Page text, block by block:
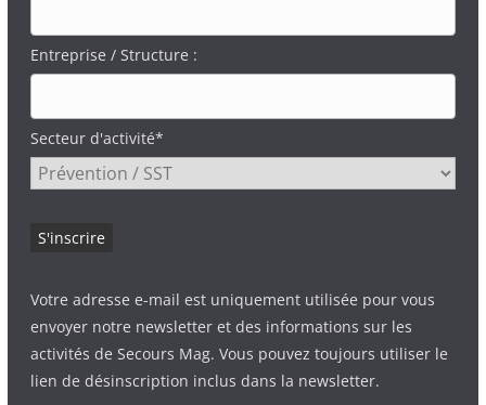
Entreprise / Structure :
Secteur d'activité*
Votre adresse e-mail est uniquement utilisée pour vous
envoyer notre newsletter et des informations sur les
activités de Secours Mag. Vous pouvez toujours utiliser le
lien de désinscription inclus dans la newsletter.